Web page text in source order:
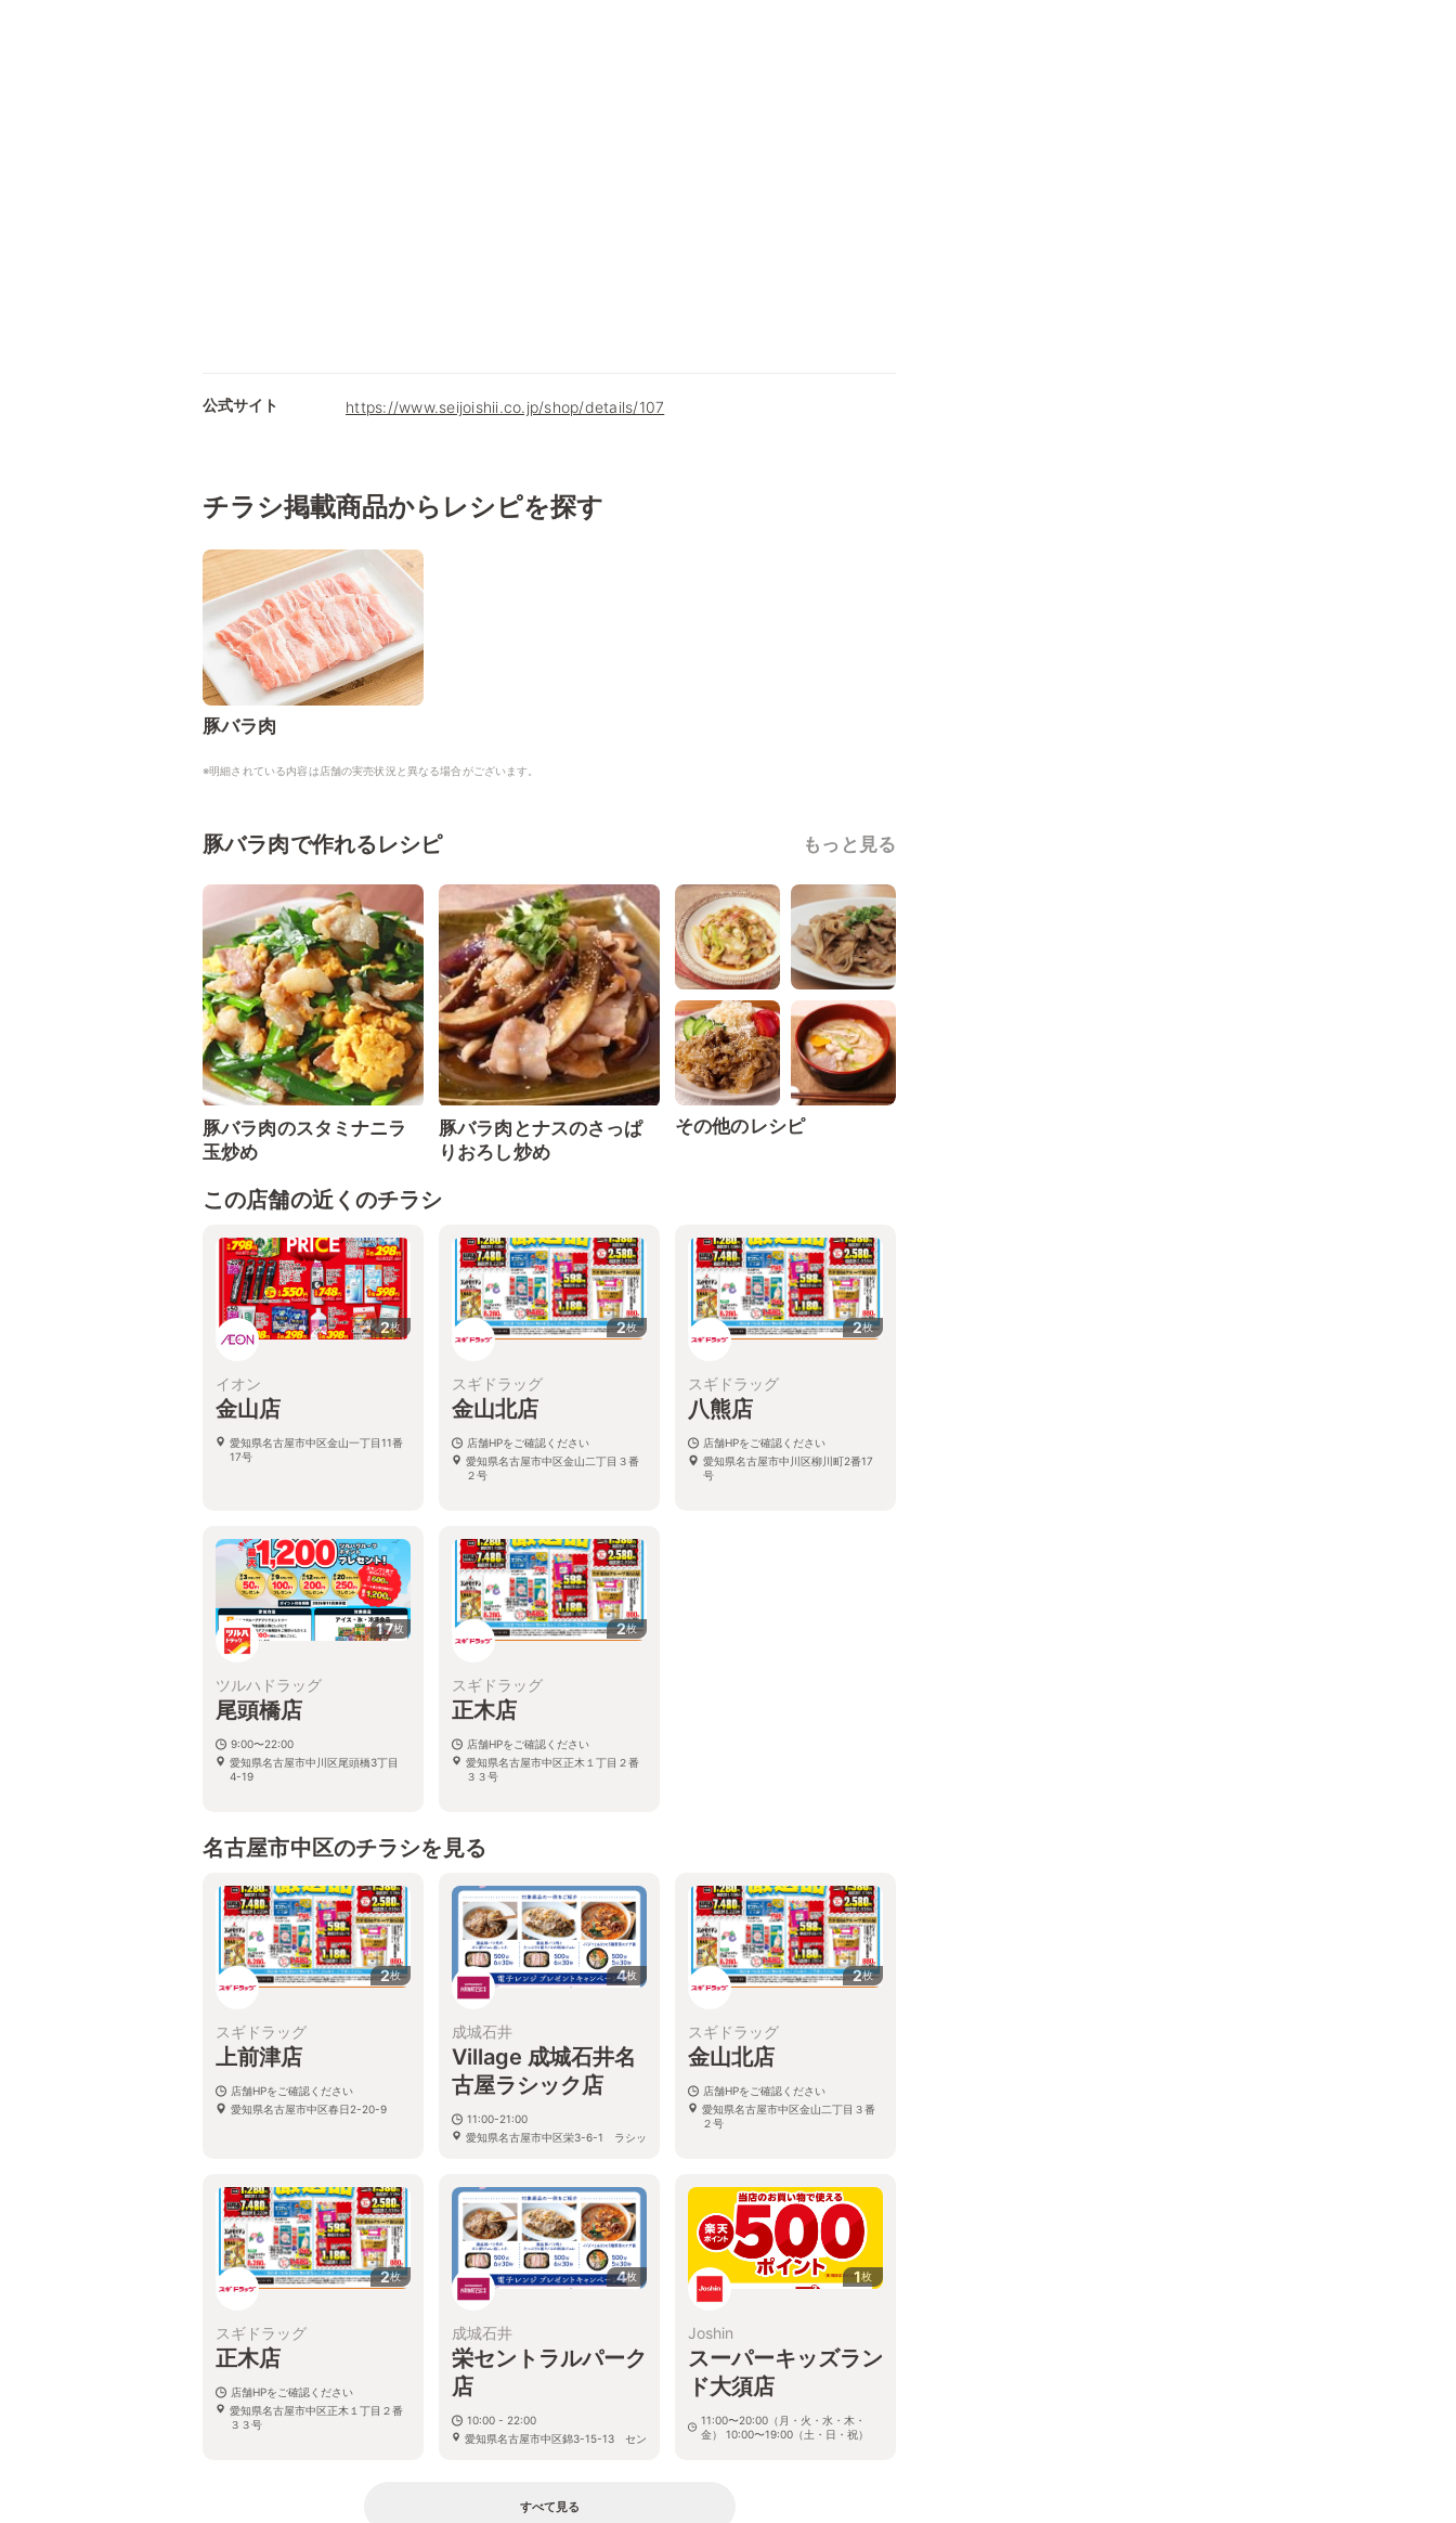
公式サイト https://www.seijoishii.co.jp/shop/details/107
チラシ掲載商品からレシピを探す
豚バラ肉
※明細されている内容は店舗の実売状況と異なる場合がございます。
豚バラ肉で作れるレシピ もっと見る
豚バラ肉のスタミナニラ
玉炒め
豚バラ肉とナスのさっぱ
りおろし炒め
その他のレシピ
この店舗の近くのチラシ
2枚
イオン
金山店
愛知県名古屋市中区金山一丁目11番
17号
2枚
スギドラッグ
金山北店
店舗HPをご確認ください
愛知県名古屋市中区金山二丁目３番
２号
2枚
スギドラッグ
八熊店
店舗HPをご確認ください
愛知県名古屋市中川区柳川町2番17
号
17枚
ツルハドラッグ
尾頭橋店
9:00〜22:00
愛知県名古屋市中川区尾頭橋3丁目
4-19
2枚
スギドラッグ
正木店
店舗HPをご確認ください
愛知県名古屋市中区正木１丁目２番
３３号
名古屋市中区のチラシを見る
2枚
スギドラッグ
上前津店
店舗HPをご確認ください
愛知県名古屋市中区春日2-20-9
4枚
成城石井
Village 成城石井名
古屋ラシック店
11:00-21:00
愛知県名古屋市中区栄3-6-1 ラシッ
2枚
スギドラッグ
金山北店
店舗HPをご確認ください
愛知県名古屋市中区金山二丁目３番
２号
2枚
スギドラッグ
正木店
店舗HPをご確認ください
愛知県名古屋市中区正木１丁目２番
３３号
4枚
成城石井
栄セントラルパーク
店
10:00 - 22:00
愛知県名古屋市中区錦3-15-13 セン
1枚
Joshin
スーパーキッズラン
ド大須店
11:00〜20:00（月・火・水・木・
金） 10:00〜19:00（土・日・祝）
すべて見る